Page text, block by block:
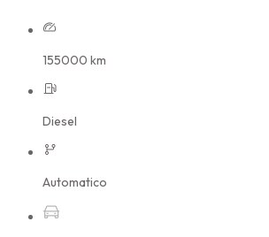
155000 km
Diesel
Automatico